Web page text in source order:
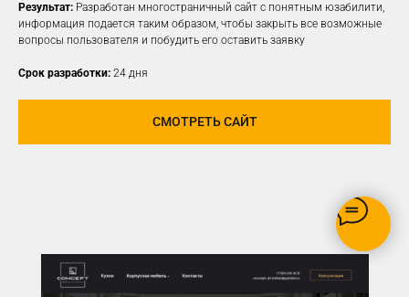
Результат: Разработан многостраничный сайт с понятным юзабилити,
информация подается таким образом, чтобы закрыть все возможные
вопросы пользователя и побудить его оставить заявку
Срок разработки: 24 дня
СМОТРЕТЬ САЙТ
ОПТИМИЗАЦИЯ БЮДЖЕТА,